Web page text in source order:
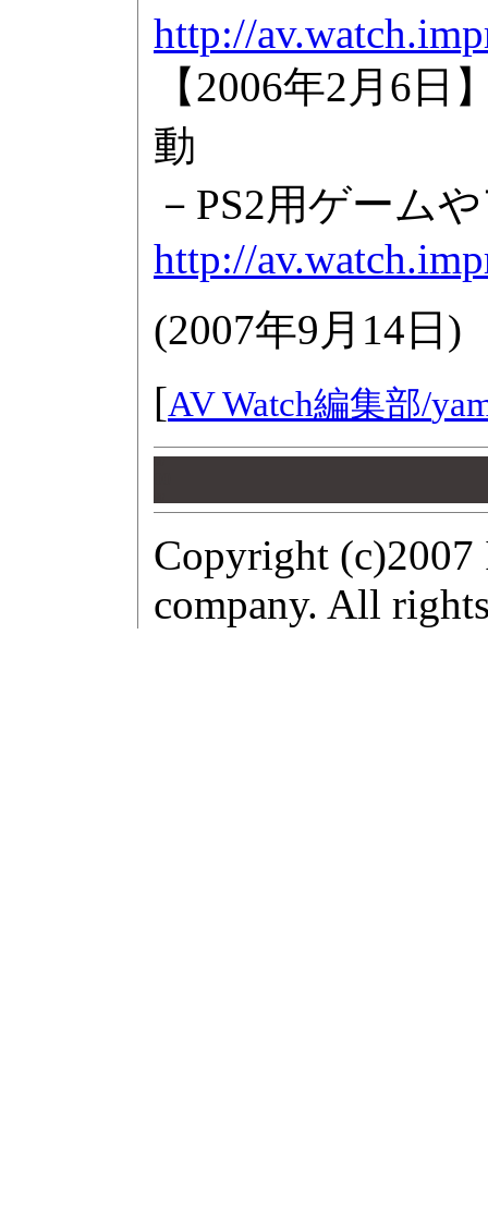
http://
【2006年2月6
動
－PS2用ゲーム
http://
(2007年9月14日 )
[AV Watch編集部/
Copyright (c)2007
company. All